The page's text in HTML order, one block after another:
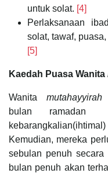
untuk solat. [4]
Perlaksanaan
solat, tawaf,
[5]
Kaedah Puasa Wanita
Wanita mutahayyirah
bulan
Kemudian, mereka
sebulan penuh secara
bulan penuh akan